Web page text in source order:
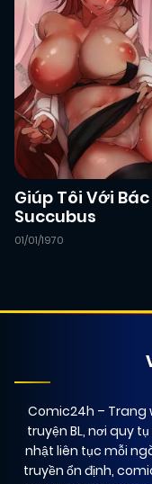
Giúp Tôi Với Bác
Succubus
01/01/1970
Comic24h – Trang
truyện BL, nơi quy
nhật liên tục mỗi
truyền ổn định,